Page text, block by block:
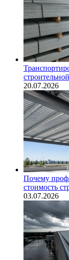
20.07.2026
Почему
стоимость
03.07.2026